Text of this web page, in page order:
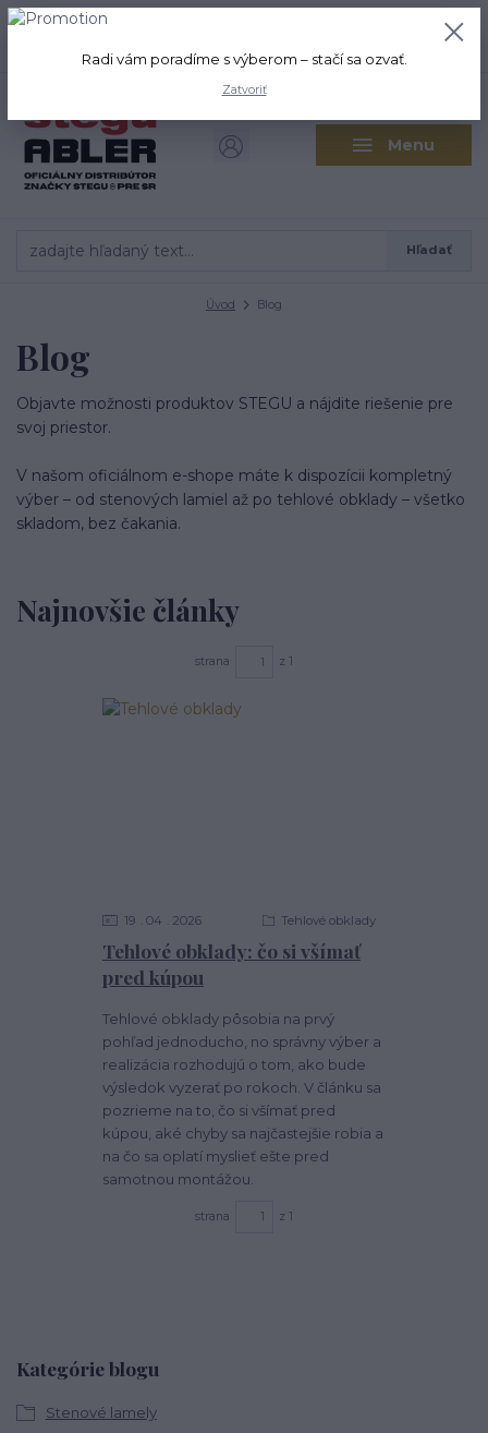
Menu
Hľadať
+421 917 280 411
0,00 EUR
Úvod Blog
Kategórie blogu
Stenové lamely
Blog
Objavte možnosti produktov STEGU a nájdite riešenie pre
svoj priestor.
V našom oficiálnom e-shope máte k dispozícii kompletný
výber – od stenových lamiel až po tehlové obklady – všetko
skladom, bez čakania.
Najnovšie články
strana z 1
Tehlové obklady: čo si všímať
pred kúpou
19 04 2026 Tehlové obklady
Tehlové obklady pôsobia na prvý
pohľad jednoducho, no správny výber a
realizácia rozhodujú o tom, ako bude
výsledok vyzerať po rokoch. V článku sa
pozrieme na to, čo si všímať pred
kúpou, aké chyby sa najčastejšie robia a
na čo sa oplatí myslieť ešte pred
samotnou montážou.
strana z 1
Radi vám poradíme s výberom – stačí sa ozvať.
Zatvoriť